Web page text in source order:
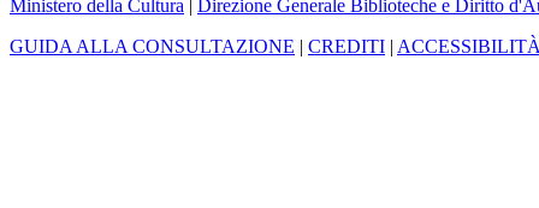
Ministero della Cultura
Direzione Generale Biblioteche e Diritto
GUIDA ALLA CONSULTAZIONE | CREDITI |